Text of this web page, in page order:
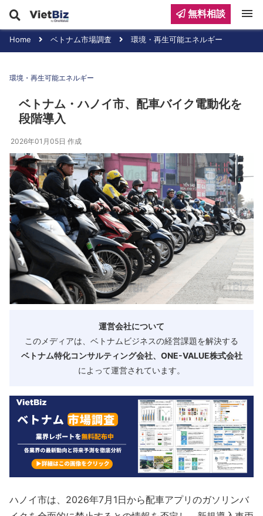
Home ベトナム市場調査 環境・再生可能エネルギー
環境・再生可能エネルギー
ベトナム・ハノイ市、配車バイク電動化を
段階導入
2026年01月05日 作成
運営会社について
このメディアは、ベトナムビジネスの経営課題を解決する
ベトナム特化コンサルティング会社、ONE-VALUE株式会社
によって運営されています。
ハノイ市は、2026年7月1日から配車アプリのガソリンバ
無料相談 menu